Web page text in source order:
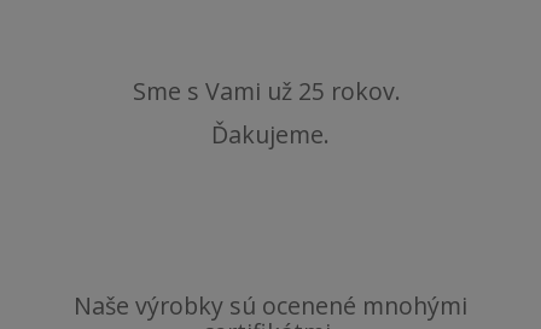
Sme s Vami už 25 rokov.
Ďakujeme.
Naše výrobky sú ocenené mnohými